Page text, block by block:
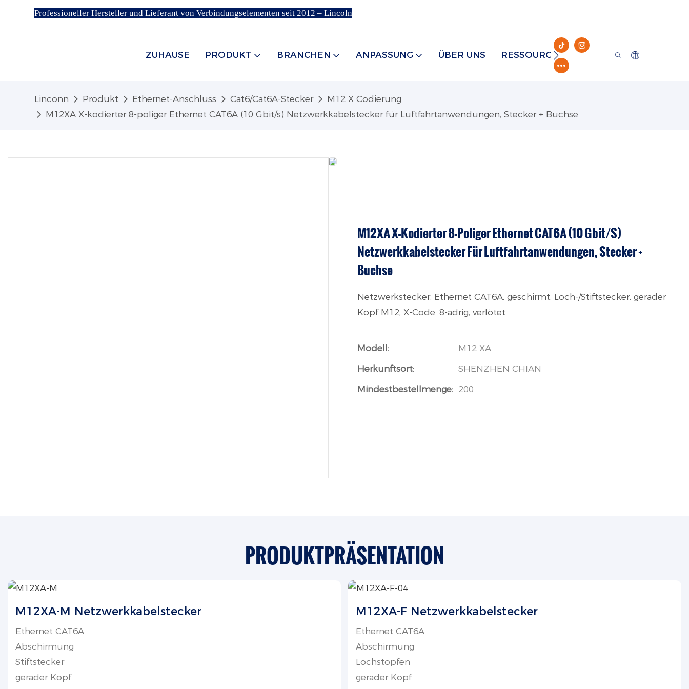
Professioneller Hersteller und Lieferant von Verbindungselementen seit 2012 – Lincoln
ZUHAUSE PRODUKT BRANCHEN ANPASSUNG ÜBER UNS RESSOURCE KONTAKT
Linconn Produkt Ethernet-Anschluss Cat6/Cat6A-Stecker
M12 X Codierung
M12XA X-kodierter 8-poliger Ethernet CAT6A (10 Gbit/s) Netzwerkkabelstecker für Luftfahrtanwendungen, Stecker + Buchse
M12XA X-Kodierter 8-Poliger Ethernet CAT6A (10 Gbit/s)
Netzwerkkabelstecker Für Luftfahrtanwendungen, Stecker +
Buchse
Netzwerkstecker, Ethernet CAT6A, geschirmt, Loch-/Stiftstecker, gerader
Kopf M12, X-Code: 8-adrig, verlötet
Modell:
M12 XA
Herkunftsort:
SHENZHEN CHIAN
Mindestbestellmenge: 200
PRODUKTPRÄSENTATION
M12XA-M Netzwerkkabelstecker
Ethernet CAT6A
Abschirmung
Stiftstecker
gerader Kopf
M12XA-F Netzwerkkabelstecker
Ethernet CAT6A
Abschirmung
Lochstopfen
gerader Kopf